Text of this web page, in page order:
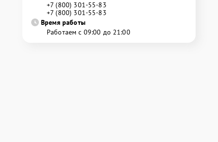
+7 (800) 301-55-83
+7 (800) 301-55-83
Время работы
Работаем с 09:00 до 21:00